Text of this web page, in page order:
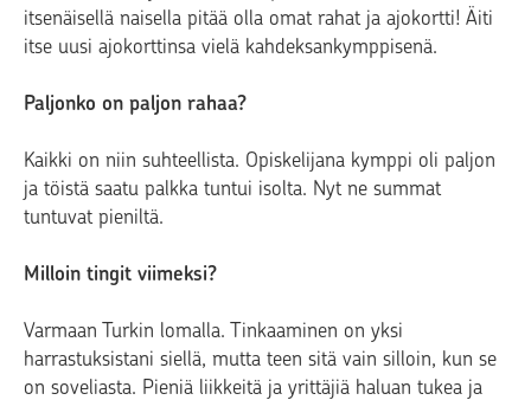
itsenäisellä naisella pitää olla omat rahat ja ajokortti! Äiti
itse uusi ajokorttinsa vielä kahdeksankymppisenä.
Paljonko on paljon rahaa?
Kaikki on niin suhteellista. Opiskelijana kymppi oli paljon
ja töistä saatu palkka tuntui isolta. Nyt ne summat
tuntuvat pieniltä.
Milloin tingit viimeksi?
Varmaan Turkin lomalla. Tinkaaminen on yksi
harrastuksistani siellä, mutta teen sitä vain silloin, kun se
on soveliasta. Pieniä liikkeitä ja yrittäjiä haluan tukea ja